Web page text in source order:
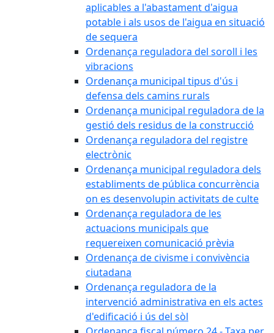
aplicables a l'abastament d'aigua
potable i als usos de l'aigua en situació
de sequera
Ordenança reguladora del soroll i les
vibracions
Ordenança municipal tipus d'ús i
defensa dels camins rurals
Ordenança municipal reguladora de la
gestió dels residus de la construcció
Ordenança reguladora del registre
electrònic
Ordenança municipal reguladora dels
establiments de pública concurrència
on es desenvolupin activitats de culte
Ordenança reguladora de les
actuacions municipals que
requereixen comunicació prèvia
Ordenança de civisme i convivència
ciutadana
Ordenança reguladora de la
intervenció administrativa en els actes
d'edificació i ús del sòl